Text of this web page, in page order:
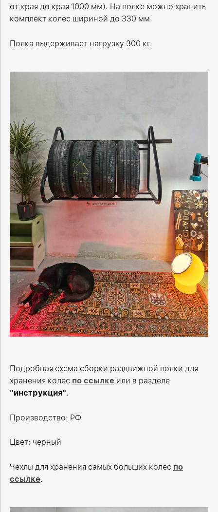
от края до края 1000 мм). На полке можно хранить
комплект колес шириной до 330 мм.
Полка выдерживает нагрузку 300 кг.
Подробная схема сборки раздвижной полки для
хранения колес по ссылке или в разделе
"инструкция".
Производство: РФ
Цвет: черный
Чехлы для хранения самых больших колес по
ссылке.